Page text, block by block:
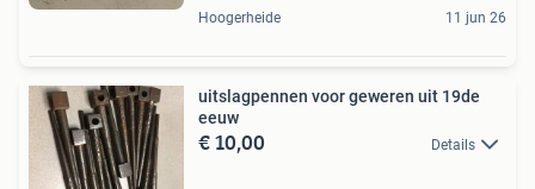
Hoogerheide 11 jun 26
uitslagpennen voor geweren uit 19de
eeuw
€ 10,00 Details